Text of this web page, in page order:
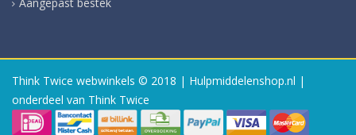
Aangepast bestek
Think Twice webwinkels © 2018 | Hulpmiddelenshop.nl |
onderdeel van Think Twice